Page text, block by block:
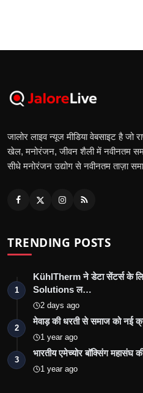
जालोर लाइव न्यूज मीडिया वेबसाइट है जो
खेल, मनोरंजन, जीवन शैली में नवीनतम
सीधे मनोरंजन उद्योग से नवीनतम ताज़ा
TRENDING POSTS
1
KühlTherm ने डेटा सेंटर्स के
Solutions ल…
2 days ago
2
मेवाड़ की धरती से समाज को नई
1 year ago
3
भारतीय एमेच्योर बॉक्सिंग
1 year ago